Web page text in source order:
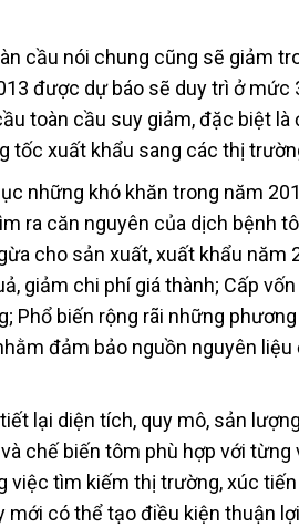
cầu nói chung cũng sẽ giảm
được dự báo sẽ duy trì ở mức
toàn cầu suy giảm, đặc biệt là
tốc xuất khẩu sang các thị
những khó khăn trong năm
ra căn nguyên của dịch bệnh
cho sản xuất, xuất khẩu năm
giảm chi phí giá thành; Cấp
Phổ biến rộng rãi những
đảm bảo nguồn nguyên liệu
lại diện tích, quy mô, sản
chế biến tôm phù hợp với từng
việc tìm kiếm thị trường, xúc
có thể tạo điều kiện thuận